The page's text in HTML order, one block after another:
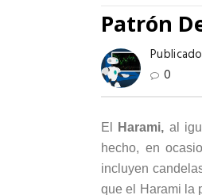
Patrón
0
El Harami, al
hecho, en
incluyen
que el Harami la